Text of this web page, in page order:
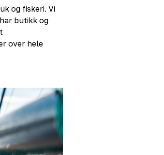
og fiskeri. Vi
butikk og
over hele